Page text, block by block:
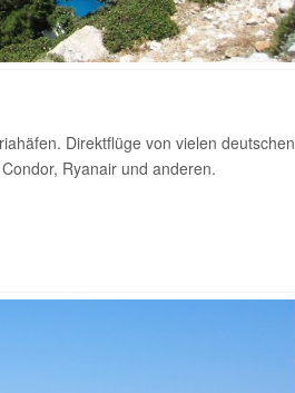
Direktflüge von vielen deutschen
Ryanair und anderen.